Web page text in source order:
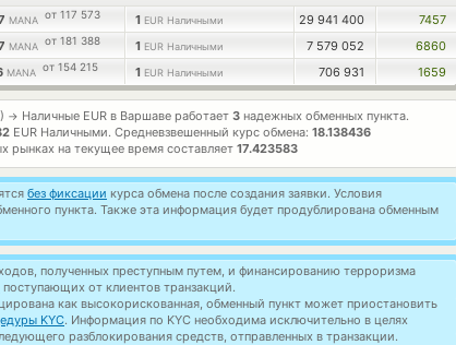
MANA от 117 573 1 EUR Наличными 29 941 400
7457
MANA от 181 388 1 EUR Наличными 7 579 052
6860
MANA от 154 215 1 EUR Наличными 706 931 1659
→ Наличные EUR в Варшаве работает 3 надежных обменных пункта.
EUR Наличными. Средневзвешенный курс обмена: 18.138436
рынках на текущее время составляет 17.423583
без фиксации курса обмена после создания заявки. Условия
пункта. Также эта информация будет продублирована обменным
полученных преступным путем, и финансированию терроризма
поступающих от клиентов транзакций.
как высокорискованная, обменный пункт может приостановить
KYC. Информация по KYC необходима исключительно в целях
разблокирования средств, отправленных в транзакции.